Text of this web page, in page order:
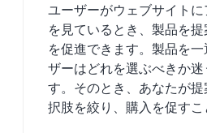
ユーザーがウェブサイト
を見ているとき、製品を
を促進できます。製品を
ザーはどれを選ぶべきか迷
す。そのとき、あなたが
択肢を絞り、購入を促すこ